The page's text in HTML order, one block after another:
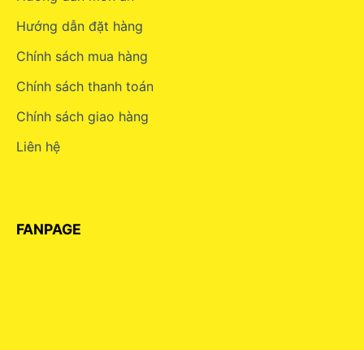
Hướng dẫn đặt hàng
Chính sách mua hàng
Chính sách thanh toán
Chính sách giao hàng
Liên hệ
FANPAGE